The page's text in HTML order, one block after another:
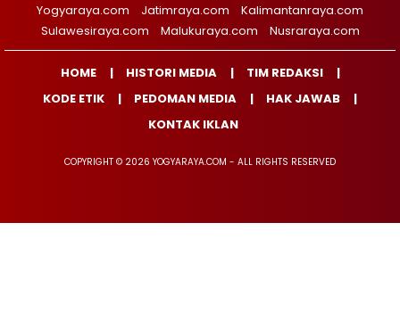
Yogyaraya.com
Jatimraya.com
Kalimantanraya.com
Sulawesiraya.com
Malukuraya.com Nusraraya.com
HOME HISTORI MEDIA
TIM REDAKSI
KODE ETIK
PEDOMAN MEDIA
HAK JAWAB
KONTAK IKLAN
COPYRIGHT © 2026 YOGYARAYA.COM - ALL RIGHTS RESERVED